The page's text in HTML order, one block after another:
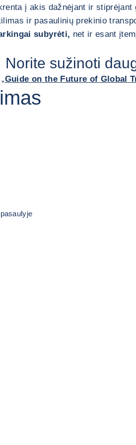
į akis dažnėjant ir
ir pasaulinių prekinio
subyrėti, net ir esant
Norite sužinoti
Guide on the Future of Global